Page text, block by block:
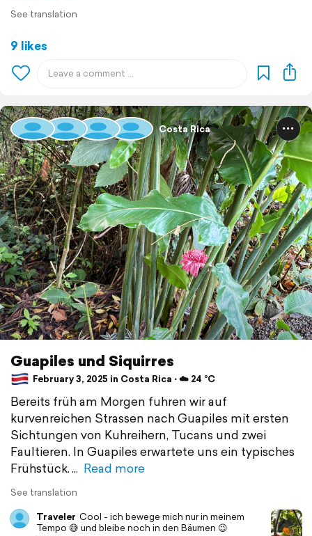
See translation
9 likes
Costa Rica
Guapiles und Siquirres
February 3, 2025 in Costa Rica ⋅ ☁️ 24 °C
Bereits früh am Morgen fuhren wir auf
kurvenreichen Strassen nach Guapiles mit ersten
Sichtungen von Kuhreihern, Tucans und zwei
Faultieren. In Guapiles erwartete uns ein typisches
Frühstück.
Read more
See translation
Traveler Cool - ich bewege mich nur in meinem
Tempo 😅 und bleibe noch in den Bäumen 😉